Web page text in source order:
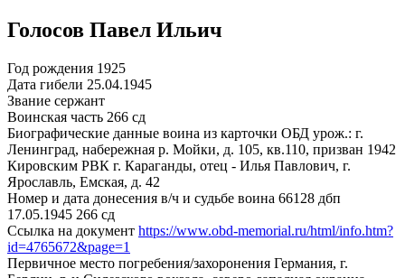
Голосов Павел Ильич
Год рождения 1925
Дата гибели 25.04.1945
Звание сержант
Воинская часть 266 сд
Биографические данные воина из карточки ОБД урож.: г.
Ленинград, набережная р. Мойки, д. 105, кв.110, призван 1942
Кировским РВК г. Караганды, отец - Илья Павлович, г.
Ярославль, Емская, д. 42
Номер и дата донесения в/ч и судьбе воина 66128 дбп
17.05.1945 266 сд
Ссылка на документ https://www.obd-memorial.ru/html/info.htm?
id=4765672&page=1
Первичное место погребения/захоронения Германия, г.